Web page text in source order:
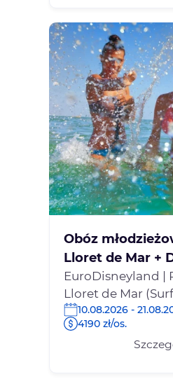
Obóz
Lloret de Mar +
EuroDisneyland |
Lloret de Mar
10.08.2026 -
4190 zł/os.